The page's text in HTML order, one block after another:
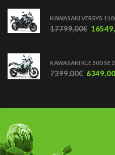
KAWASAKI VERSYS
17799,00€
KAWASAKI KLE 500 SE
7399,00€ 6349,00